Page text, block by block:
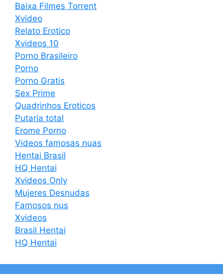
Baixa Filmes Torrent
Xvideo
Relato Erotico
Xvideos 10
Porno Brasileiro
Porno
Porno Gratis
Sex Prime
Quadrinhos Eroticos
Putaria total
Erome Porno
Videos famosas nuas
Hentai Brasil
HQ Hentai
Xvideos Only
Mujeres Desnudas
Famosos nus
Xvideos
Brasil Hentai
HQ Hentai